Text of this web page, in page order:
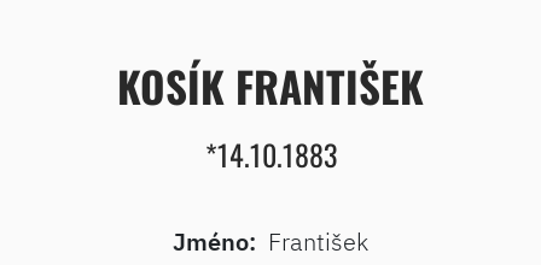
KOSÍK FRANTIŠEK
*14.10.1883
Jméno: František